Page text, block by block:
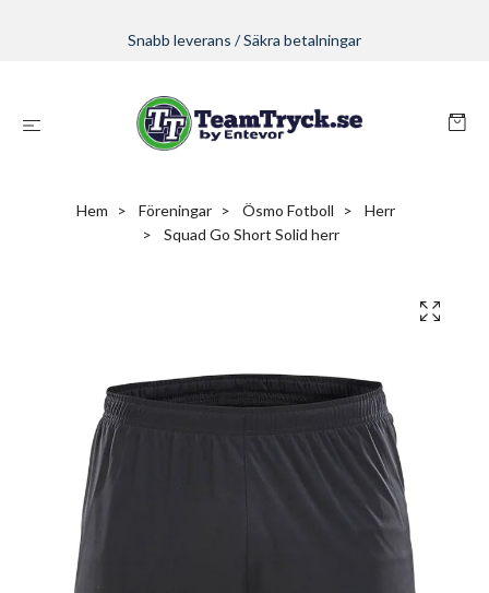
Snabb leverans / Säkra betalningar
Hem Föreningar Ösmo Fotboll
Herr
Squad Go Short Solid herr